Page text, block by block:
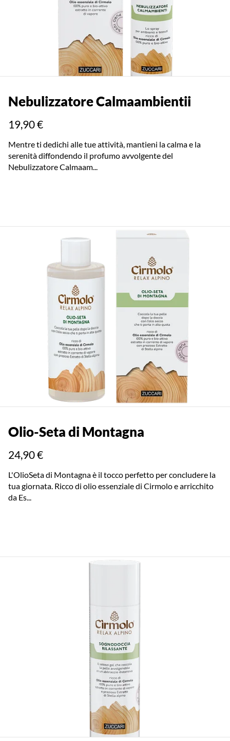
Nebulizzatore Calmaambientii
19,90 €
Mentre ti dedichi alle tue attività, mantieni la calma e la
serenità diffondendo il profumo avvolgente del
Nebulizzatore Calmaam...
Olio-Seta di Montagna
24,90 €
L'OlioSeta di Montagna è il tocco perfetto per concludere la
tua giornata. Ricco di olio essenziale di Cirmolo e arricchito
da Es...